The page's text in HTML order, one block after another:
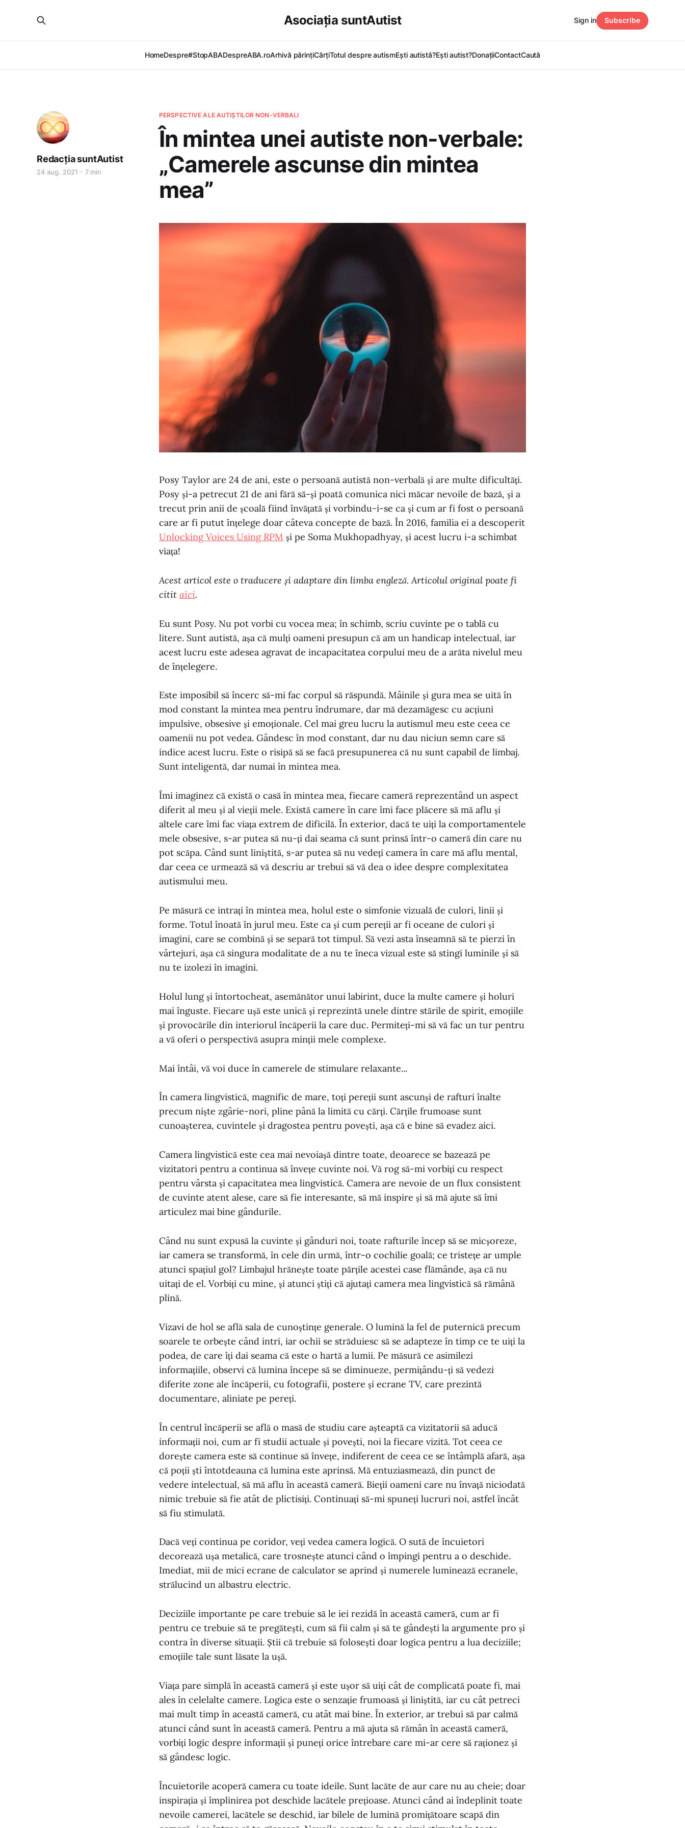
Asociația suntAutist
HomeDespre#StopABADespreABA.roArhivă părințiCărțiTotul despre autismEști autistă?Ești autist?DonațiiContactCaută
Sign in Subscribe
PERSPECTIVE ALE AUTIȘTILOR NON-VERBALI
În mintea unei autiste non-verbale:
„Camerele ascunse din mintea
mea”
Redacția suntAutist
24 aug. 2021 7 min
Posy Taylor are 24 de ani, este o persoană autistă non-verbală și are multe dificultăți.
Posy și-a petrecut 21 de ani fără să-și poată comunica nici măcar nevoile de bază, și a
trecut prin anii de școală fiind învățată și vorbindu-i-se ca și cum ar fi fost o persoană
care ar fi putut înțelege doar câteva concepte de bază. În 2016, familia ei a descoperit
Unlocking Voices Using RPM și pe Soma Mukhopadhyay, și acest lucru i-a schimbat
viața!
Acest articol este o traducere și adaptare din limba engleză. Articolul original poate fi
citit aici.
Eu sunt Posy. Nu pot vorbi cu vocea mea; în schimb, scriu cuvinte pe o tablă cu
litere. Sunt autistă, așa că mulți oameni presupun că am un handicap intelectual, iar
acest lucru este adesea agravat de incapacitatea corpului meu de a arăta nivelul meu
de înțelegere.
Este imposibil să încerc să-mi fac corpul să răspundă. Mâinile și gura mea se uită în
mod constant la mintea mea pentru îndrumare, dar mă dezamăgesc cu acțiuni
impulsive, obsesive și emoționale. Cel mai greu lucru la autismul meu este ceea ce
oamenii nu pot vedea. Gândesc în mod constant, dar nu dau niciun semn care să
indice acest lucru. Este o risipă să se facă presupunerea că nu sunt capabil de limbaj.
Sunt inteligentă, dar numai în mintea mea.
Îmi imaginez că există o casă în mintea mea, fiecare cameră reprezentând un aspect
diferit al meu și al vieții mele. Există camere în care îmi face plăcere să mă aflu și
altele care îmi fac viața extrem de dificilă. În exterior, dacă te uiți la comportamentele
mele obsesive, s-ar putea să nu-ți dai seama că sunt prinsă într-o cameră din care nu
pot scăpa. Când sunt liniștită, s-ar putea să nu vedeți camera în care mă aflu mental,
dar ceea ce urmează să vă descriu ar trebui să vă dea o idee despre complexitatea
autismului meu.
Pe măsură ce intrați în mintea mea, holul este o simfonie vizuală de culori, linii și
forme. Totul înoată în jurul meu. Este ca și cum pereții ar fi oceane de culori și
imagini, care se combină și se separă tot timpul. Să vezi asta înseamnă să te pierzi în
vârtejuri, așa că singura modalitate de a nu te îneca vizual este să stingi luminile și să
nu te izolezi în imagini.
Holul lung și întortocheat, asemănător unui labirint, duce la multe camere și holuri
mai înguste. Fiecare ușă este unică și reprezintă unele dintre stările de spirit, emoțiile
și provocările din interiorul încăperii la care duc. Permiteți-mi să vă fac un tur pentru
a vă oferi o perspectivă asupra minții mele complexe.
Mai întâi, vă voi duce în camerele de stimulare relaxante...
În camera lingvistică, magnific de mare, toți pereții sunt ascunși de rafturi înalte
precum niște zgârie-nori, pline până la limită cu cărți. Cărțile frumoase sunt
cunoașterea, cuvintele și dragostea pentru povești, așa că e bine să evadez aici.
Camera lingvistică este cea mai nevoiașă dintre toate, deoarece se bazează pe
vizitatori pentru a continua să învețe cuvinte noi. Vă rog să-mi vorbiți cu respect
pentru vârsta și capacitatea mea lingvistică. Camera are nevoie de un flux consistent
de cuvinte atent alese, care să fie interesante, să mă inspire și să mă ajute să îmi
articulez mai bine gândurile.
Când nu sunt expusă la cuvinte și gânduri noi, toate rafturile încep să se micșoreze,
iar camera se transformă, în cele din urmă, într-o cochilie goală; ce tristețe ar umple
atunci spațiul gol? Limbajul hrănește toate părțile acestei case flămânde, așa că nu
uitați de el. Vorbiți cu mine, și atunci știți că ajutați camera mea lingvistică să rămână
plină.
Vizavi de hol se află sala de cunoștințe generale. O lumină la fel de puternică precum
soarele te orbește când intri, iar ochii se străduiesc să se adapteze în timp ce te uiți la
podea, de care îți dai seama că este o hartă a lumii. Pe măsură ce asimilezi
informațiile, observi că lumina începe să se diminueze, permițându-ți să vedezi
diferite zone ale încăperii, cu fotografii, postere și ecrane TV, care prezintă
documentare, aliniate pe pereți.
În centrul încăperii se află o masă de studiu care așteaptă ca vizitatorii să aducă
informații noi, cum ar fi studii actuale și povești, noi la fiecare vizită. Tot ceea ce
dorește camera este să continue să învețe, indiferent de ceea ce se întâmplă afară, așa
că poții ști întotdeauna că lumina este aprinsă. Mă entuziasmează, din punct de
vedere intelectual, să mă aflu în această cameră. Bieții oameni care nu învață niciodată
nimic trebuie să fie atât de plictisiți. Continuați să-mi spuneți lucruri noi, astfel încât
să fiu stimulată.
Dacă veți continua pe coridor, veți vedea camera logică. O sută de încuietori
decorează ușa metalică, care trosnește atunci când o împingi pentru a o deschide.
Imediat, mii de mici ecrane de calculator se aprind și numerele luminează ecranele,
strălucind un albastru electric.
Deciziile importante pe care trebuie să le iei rezidă în această cameră, cum ar fi
pentru ce trebuie să te pregătești, cum să fii calm și să te gândești la argumente pro și
contra în diverse situații. Știi că trebuie să folosești doar logica pentru a lua deciziile;
emoțiile tale sunt lăsate la ușă.
Viața pare simplă în această cameră și este ușor să uiți cât de complicată poate fi, mai
ales în celelalte camere. Logica este o senzație frumoasă și liniștită, iar cu cât petreci
mai mult timp în această cameră, cu atât mai bine. În exterior, ar trebui să par calmă
atunci când sunt în această cameră. Pentru a mă ajuta să rămân în această cameră,
vorbiți logic despre informații și puneți orice întrebare care mi-ar cere să raționez și
să gândesc logic.
Încuietorile acoperă camera cu toate ideile. Sunt lacăte de aur care nu au cheie; doar
inspirația și împlinirea pot deschide lacătele prețioase. Atunci când ai îndeplinit toate
nevoile camerei, lacătele se deschid, iar bilele de lumină promițătoare scapă din